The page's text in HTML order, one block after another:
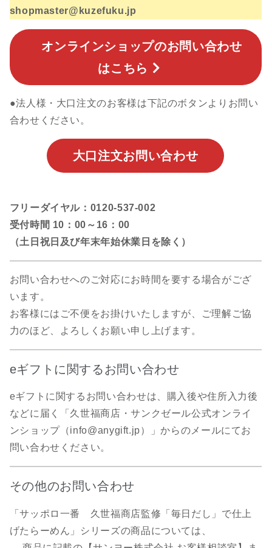
shopmaster@kuzefuku.jp
オンラインショップのお問い合わせ
はこちら
●法人様・大口注文のお客様は下記のボタンよりお問い
合わせください。
大口注文お問い合わせ
フリーダイヤル：0120-537-002
受付時間 10：00～16：00
（土日祝日及び年末年始休業日を除く）
お問い合わせへのご対応にお時間を要する場合がござ
います。
お客様にはご不便をお掛けいたしますが、ご理解ご協
力のほど、よろしくお願い申し上げます。
eギフトに関するお問い合わせ
eギフトに関するお問い合わせは、購入後や住所入力後
などに届く​「久世福商店・サンクゼール公式オンライ
ンショップ（info@anygift.jp）」からのメールにてお
問い合わせください。
その他のお問い合わせ
「サッポロ一番 久世福商店監修「毎日だし」で仕上
げたらーめん」シリーズの商品については、